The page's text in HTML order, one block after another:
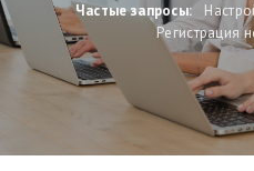
Частые запросы:
Регистрация